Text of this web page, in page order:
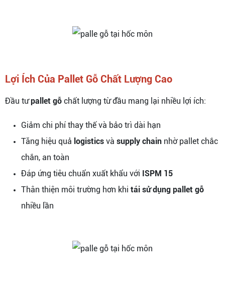
Lợi Ích Của Pallet Gỗ Chất Lượng Cao
Đầu tưpallet gỗ chất lượng từ đầu mang lại nhiều lợi ích:
Giảm chi phí thay thế và bảo trì dài hạn
Tăng hiệu quả logistics và supply chain nhờ pallet chắc
chắn, an toàn
Đáp ứng tiêu chuẩn xuất khẩu với ISPM 15
Thân thiện môi trường hơn khi tái sử dụng pallet gỗ
nhiều lần